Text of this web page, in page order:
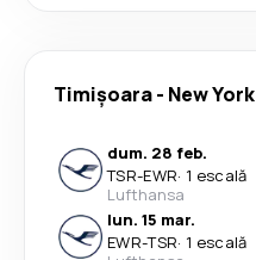
Timișoara- New York
dum. 28 feb.
TSR-EWR· 1 escală
Lufthansa
lun. 15 mar.
EWR-TSR· 1 escală